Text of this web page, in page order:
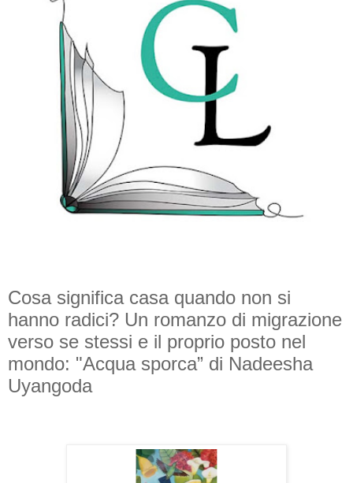
Cosa significa casa quando non si
hanno radici? Un romanzo di migrazione
verso se stessi e il proprio posto nel
mondo: "Acqua sporca” di Nadeesha
Uyangoda